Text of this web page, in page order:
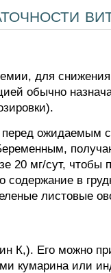
для
обычно
ожидаемым
20 мг/сут, чтобы
в
листовые
К,). Его можно
кумарина или